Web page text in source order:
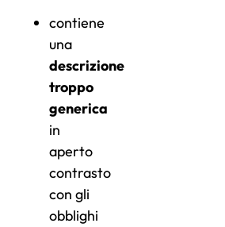
contiene
una
descrizione
troppo
generica
in
aperto
contrasto
con gli
obblighi